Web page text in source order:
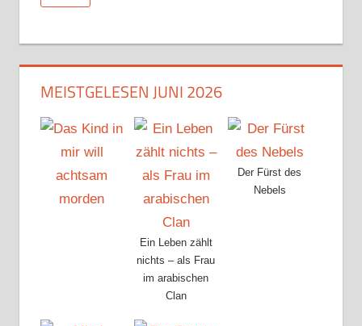
MEISTGELESEN JUNI 2026
Ein Leben zählt
nichts – als Frau
im arabischen
Clan
Der Fürst des
Nebels